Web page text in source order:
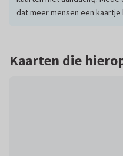
dat meer mensen een
Kaarten die